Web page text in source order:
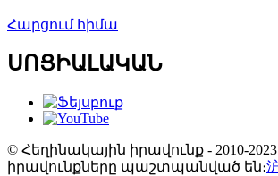
Հարցում հիմա
ՍՈՑԻԱԼԱԿԱՆ
© Հեղինակային իրավունք - 2010-
իրավունքները պաշտպանված են։